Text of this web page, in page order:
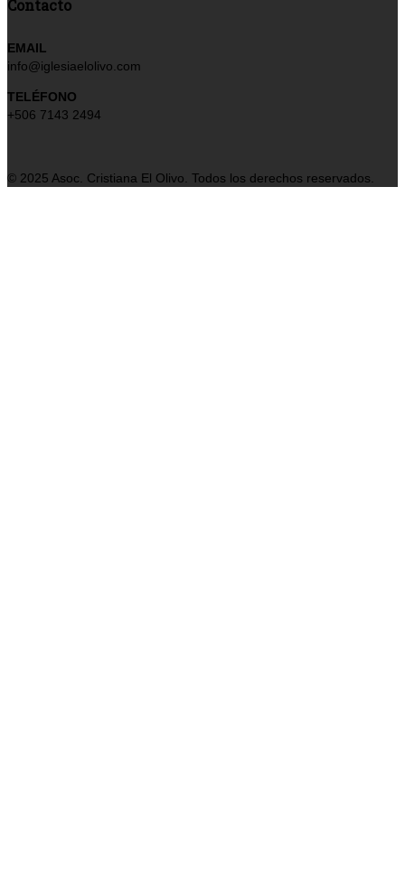
Contacto
EMAIL
info@iglesiaelolivo.com
TELÉFONO
+506 7143 2494
© 2025 Asoc. Cristiana El Olivo. Todos los derechos reservados.